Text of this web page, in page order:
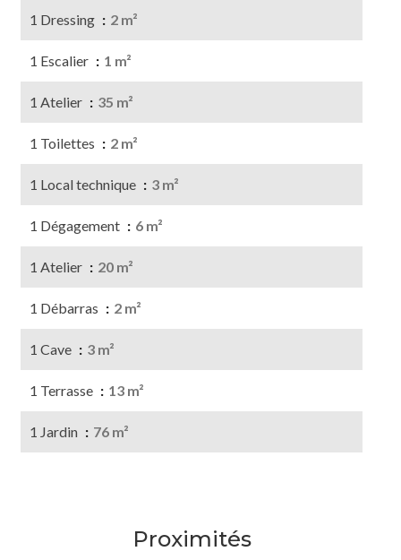
1 Dressing 2 m²
1 Escalier 1 m²
1 Atelier 35 m²
1 Toilettes 2 m²
1 Local technique 3 m²
1 Dégagement 6 m²
1 Atelier 20 m²
1 Débarras 2 m²
1 Cave 3 m²
1 Terrasse 13 m²
1 Jardin 76 m²
Proximités